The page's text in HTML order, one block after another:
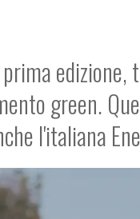
green.
l'italiana